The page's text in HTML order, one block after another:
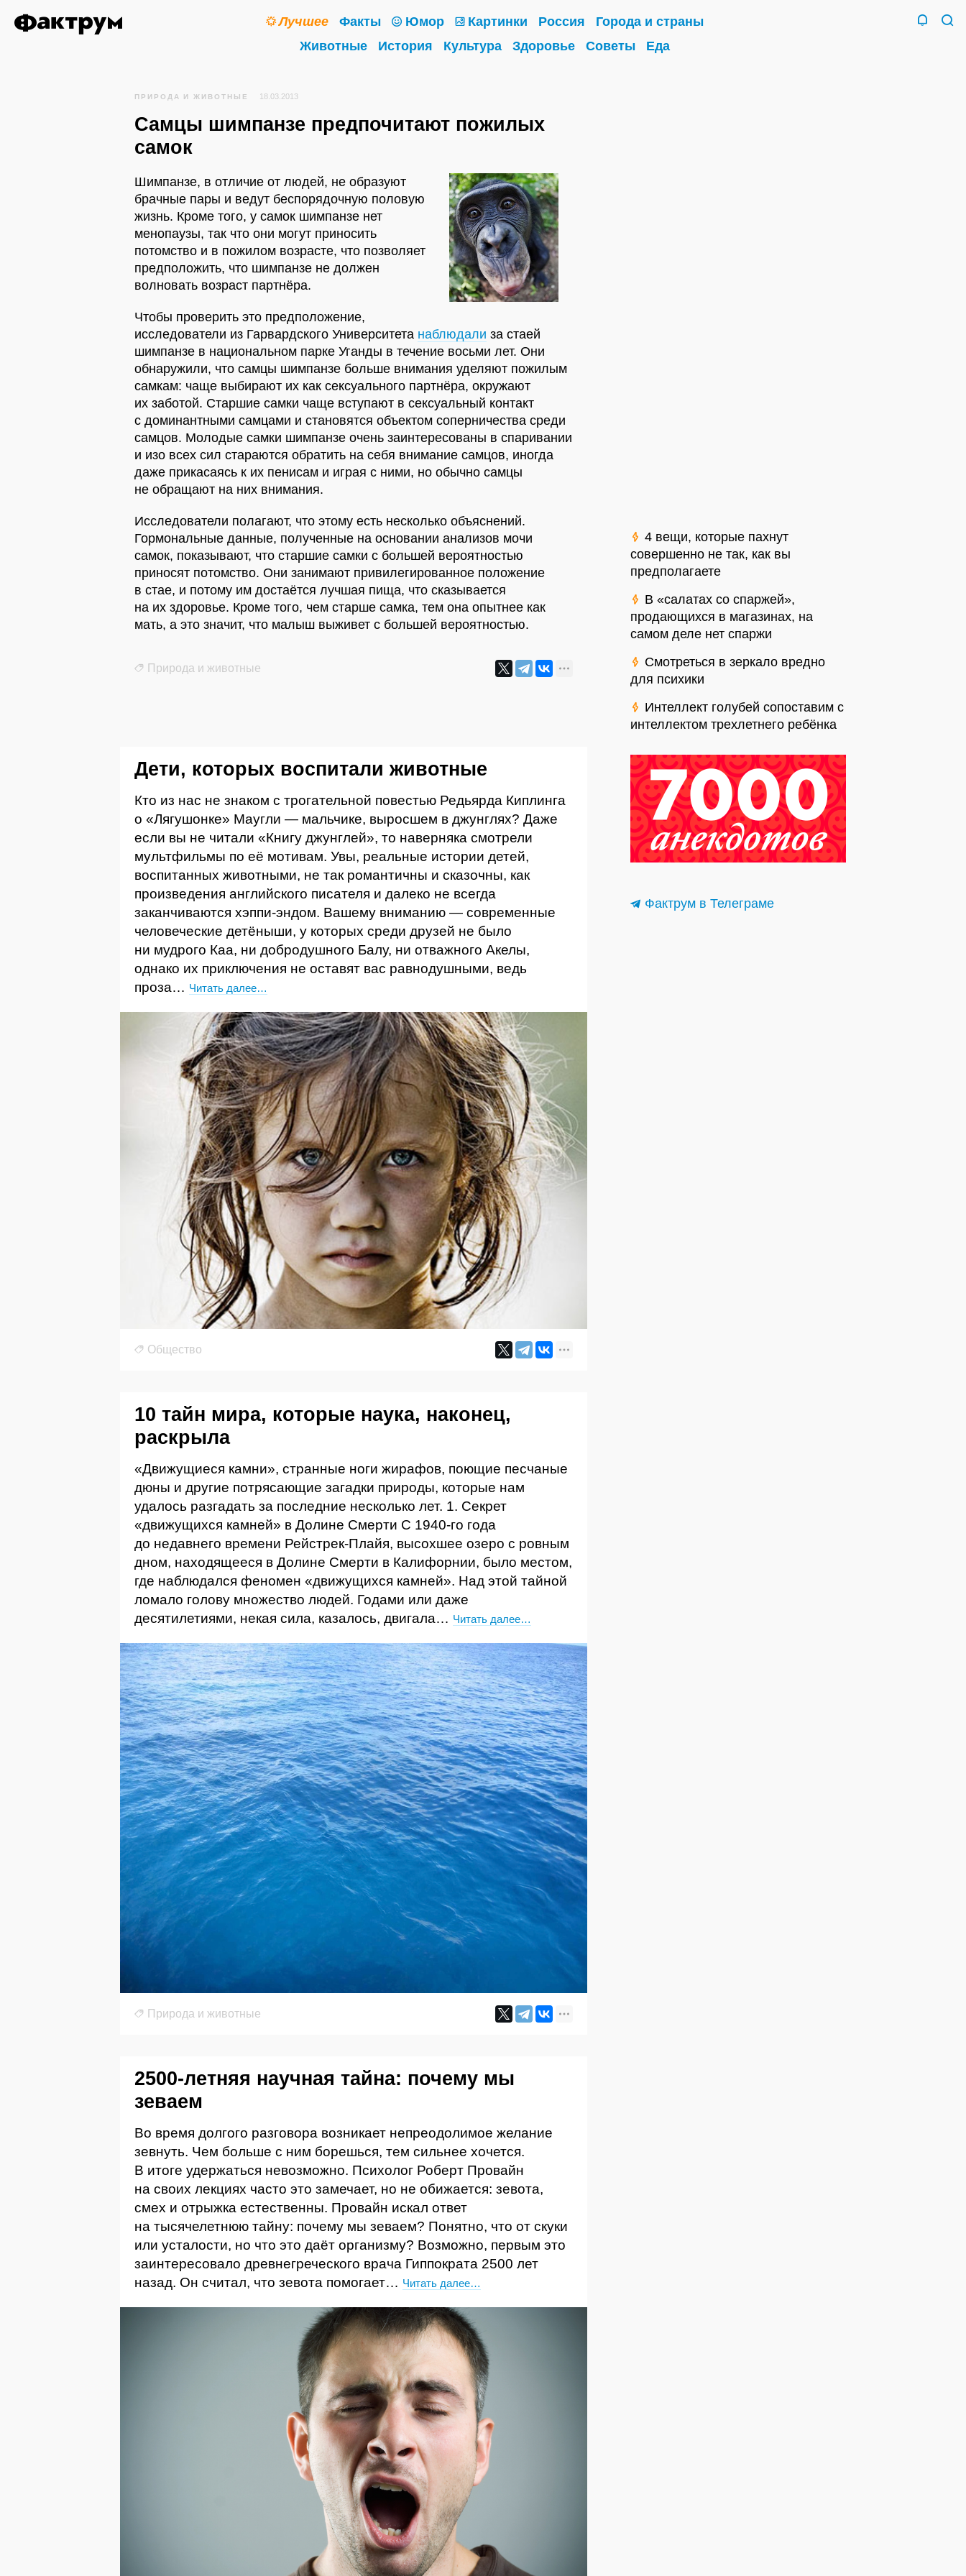
Лучшее Факты Юмор Картинки Россия
Города и страны
Животные
История Культура Здоровье Советы Еда
ПРИРОДА И ЖИВОТНЫЕ 18.03.2013
Самцы шимпанзе предпочитают пожилых
самок
Шимпанзе, в отличие от людей, не образуют
брачные пары и ведут беспорядочную половую
жизнь. Кроме того, у самок шимпанзе нет
менопаузы, так что они могут приносить
потомство и в пожилом возрасте, что позволяет
предположить, что шимпанзе не должен
волновать возраст партнёра.
Чтобы проверить это предположение,
исследователи из Гарвардского Университета наблюдали за стаей
шимпанзе в национальном парке Уганды в течение восьми лет. Они
обнаружили, что самцы шимпанзе больше внимания уделяют пожилым
самкам: чаще выбирают их как сексуального партнёра, окружают
их заботой. Старшие самки чаще вступают в сексуальный контакт
с доминантными самцами и становятся объектом соперничества среди
самцов. Молодые самки шимпанзе очень заинтересованы в спаривании
и изо всех сил стараются обратить на себя внимание самцов, иногда
даже прикасаясь к их пенисам и играя с ними, но обычно самцы
не обращают на них внимания.
Исследователи полагают, что этому есть несколько объяснений.
Гормональные данные, полученные на основании анализов мочи
самок, показывают, что старшие самки с большей вероятностью
приносят потомство. Они занимают привилегированное положение
в стае, и потому им достаётся лучшая пища, что сказывается
на их здоровье. Кроме того, чем старше самка, тем она опытнее как
мать, а это значит, что малыш выживет с большей вероятностью.
Природа и животные
Дети, которых воспитали животные
Кто из нас не знаком с трогательной повестью Редьярда Киплинга
о «Лягушонке» Маугли — мальчике, выросшем в джунглях? Даже
если вы не читали «Книгу джунглей», то наверняка смотрели
мультфильмы по её мотивам. Увы, реальные истории детей,
воспитанных животными, не так романтичны и сказочны, как
произведения английского писателя и далеко не всегда
заканчиваются хэппи-эндом. Вашему вниманию — современные
человеческие детёныши, у которых среди друзей не было
ни мудрого Каа, ни добродушного Балу, ни отважного Акелы,
однако их приключения не оставят вас равнодушными, ведь
проза… Читать далее…
Общество
10 тайн мира, которые наука, наконец,
раскрыла
«Движущиеся камни», странные ноги жирафов, поющие песчаные
дюны и другие потрясающие загадки природы, которые нам
удалось разгадать за последние несколько лет. 1. Секрет
«движущихся камней» в Долине Смерти С 1940-го года
до недавнего времени Рейстрек-Плайя, высохшее озеро с ровным
дном, находящееся в Долине Смерти в Калифорнии, было местом,
где наблюдался феномен «движущихся камней». Над этой тайной
ломало голову множество людей. Годами или даже
десятилетиями, некая сила, казалось, двигала… Читать далее…
Природа и животные
2500-летняя научная тайна: почему мы
зеваем
Во время долгого разговора возникает непреодолимое желание
зевнуть. Чем больше с ним борешься, тем сильнее хочется.
В итоге удержаться невозможно. Психолог Роберт Провайн
на своих лекциях часто это замечает, но не обижается: зевота,
смех и отрыжка естественны. Провайн искал ответ
на тысячелетнюю тайну: почему мы зеваем? Понятно, что от скуки
или усталости, но что это даёт организму? Возможно, первым это
заинтересовало древнегреческого врача Гиппократа 2500 лет
назад. Он считал, что зевота помогает… Читать далее…
4 вещи, которые пахнут
совершенно не так, как вы
предполагаете
В «салатах со спаржей»,
продающихся в магазинах, на
самом деле нет спаржи
Смотреться в зеркало вредно
для психики
Интеллект голубей сопоставим с
интеллектом трехлетнего ребёнка
Фактрум в Телеграме